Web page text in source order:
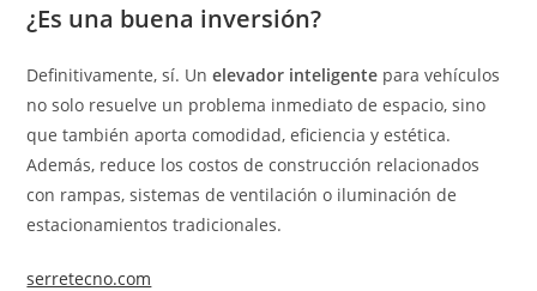
¿Es una buena inversión?
Definitivamente, sí. Unelevador inteligente para vehículos
no solo resuelve un problema inmediato de espacio, sino
que también aporta comodidad, eficiencia y estética.
Además, reduce los costos de construcción relacionados
con rampas, sistemas de ventilación o iluminación de
estacionamientos tradicionales.
serretecno.com